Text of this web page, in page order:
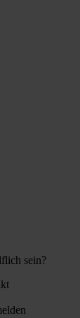
sein?